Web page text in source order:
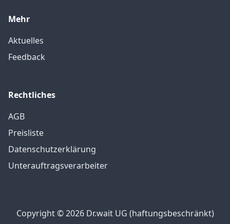
Mehr
Aktuelles
Feedback
Rechtliches
AGB
Preisliste
Datenschutzerklärung
Unterauftragsverarbeiter
Copyright © 2026 Dr.wait UG (haftungsbeschränkt)